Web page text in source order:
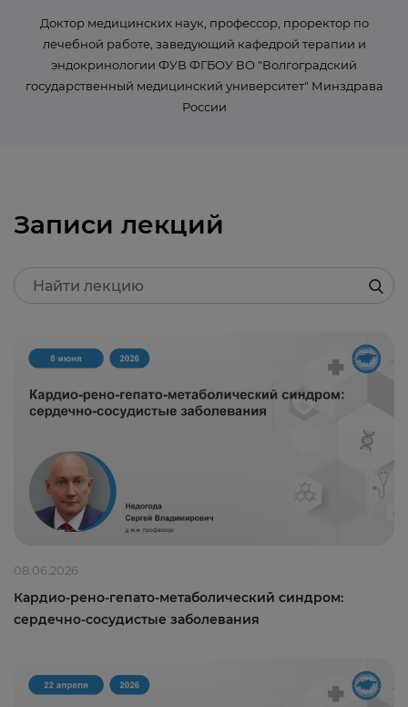
Доктор медицинских наук, профессор, проректор по
лечебной работе, заведующий кафедрой терапии и
эндокринологии ФУВ ФГБОУ ВО "Волгоградский
государственный медицинский университет" Минздрава
России
Записи лекций
08.06.2026
Кардио-рено-гепато-метаболический синдром:
сердечно-сосудистые заболевания